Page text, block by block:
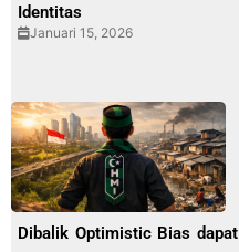
Identitas
Januari 15, 2026
Dibalik Optimistic Bias dapat